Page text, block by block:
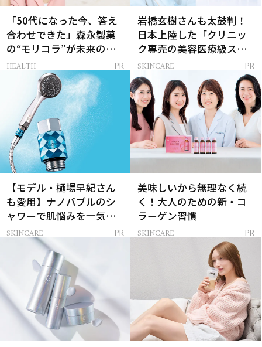
「50代になった今、答え
合わせできた」森永製菓
の“モリコラ”が未来のキ
レイを連れてくる！
HEALTH PR
岩橋玄樹さんも太鼓判！
日本上陸した「クリニッ
ク専売の美容医療級スキ
ンケア」
SKINCARE PR
【モデル・樋場早紀さん
も愛用】ナノバブルのシ
ャワーで肌悩みを一気に
解決
SKINCARE PR
美味しいから無理なく続
く！大人のための新・コ
ラーゲン習慣
SKINCARE PR